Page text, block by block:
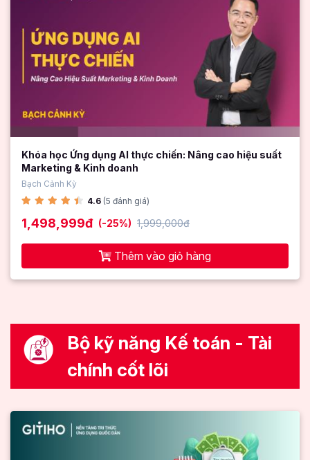
Khóa học Ứng dụng AI thực chiến: Nâng cao hiệu suất
Marketing & Kinh doanh
Bạch Cảnh Kỳ
4.6 (5 đánh giá)
1,498,999đ (-25%) 1,999,000đ
Thêm vào giỏ hàng
Bộ kỹ năng Kế toán - Tài
chính cốt lõi